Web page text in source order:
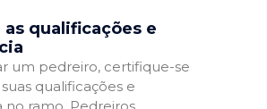
qualificações e
um pedreiro, certifique-se
qualificações e
no ramo. Pedreiros